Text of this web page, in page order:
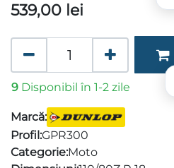
539,00 lei
9 Disponibil în 1-2 zile
Marcă:
Profil:GPR300
Categorie:Moto